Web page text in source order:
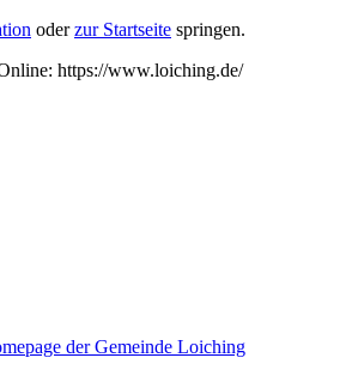
oderzur Startseite springen.
https://www.loiching.de/